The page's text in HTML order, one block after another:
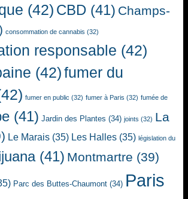
(42) CBD (41) Champs-
consommation de cannabis (32)
responsable (42)
(42)fumer du
fumer en public (32) fumer à Paris (32) fumée de
(41) Jardin des Plantes (34) joints (32) La
Le Marais (35) Les Halles (35) législation du
(41) Montmartre (39)
Parc des Buttes-Chaumont (34) Paris